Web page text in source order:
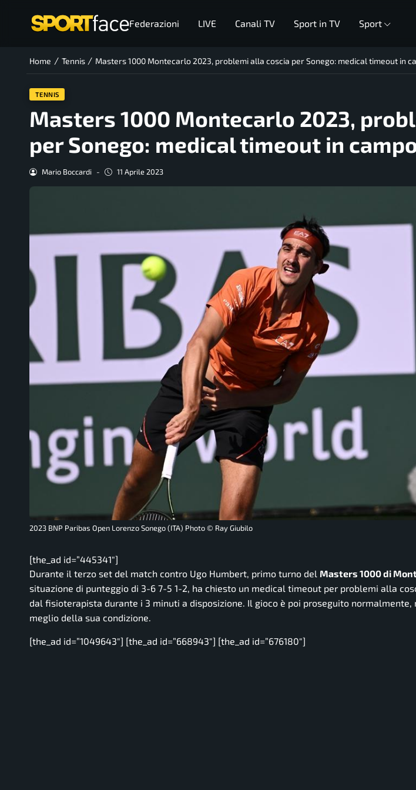
Federazioni LIVE Canali TV Sport in TV Sport
Home / Tennis / Masters 1000 Montecarlo 2023, problemi alla coscia per Sonego: medical timeout in
TENNIS
Masters 1000 Montecarlo 2023,
per Sonego: medical timeout in
Mario Boccardi - 11 Aprile 2023
2023 BNP Paribas Open Lorenzo Sonego (ITA) Photo © Ray Giubilo
[the_ad id=”445341″]
Durante il terzo set del match contro Ugo Humbert, primo turno del Masters 1000 di
situazione di punteggio di 3-6 7-5 1-2, ha chiesto un medical timeout per problemi alla
dal fisioterapista durante i 3 minuti a disposizione. Il gioco è poi proseguito normalmente,
meglio della sua condizione.
[the_ad id=”1049643″] [the_ad id=”668943″] [the_ad id=”676180″]